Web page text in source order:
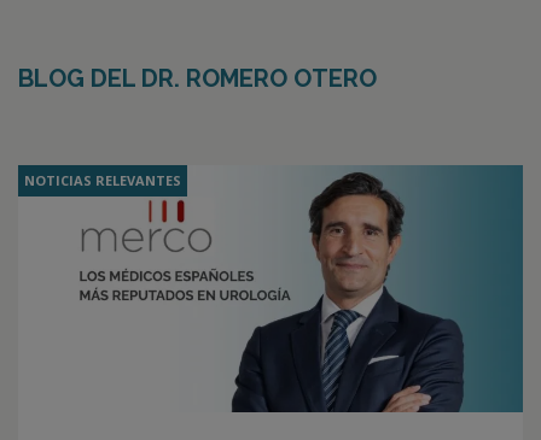
BLOG DEL DR. ROMERO OTERO
NOTICIAS RELEVANTES